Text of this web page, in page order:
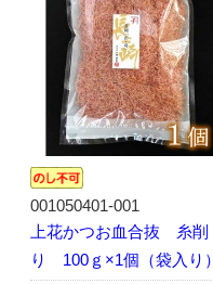
001050401-001
上花かつお血合抜 糸削
り 100ｇ×1個（袋入り）